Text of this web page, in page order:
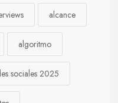
alcance
algoritmo
sociales 2025